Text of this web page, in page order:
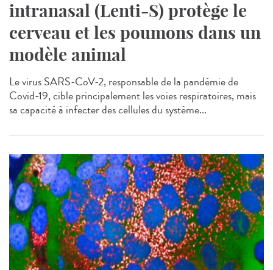
intranasal (Lenti-S) protège le
cerveau et les poumons dans un
modèle animal
Le virus SARS-CoV-2, responsable de la pandémie de
Covid-19, cible principalement les voies respiratoires, mais
sa capacité à infecter des cellules du système...